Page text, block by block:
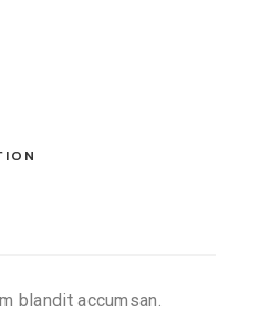
blandit accumsan.